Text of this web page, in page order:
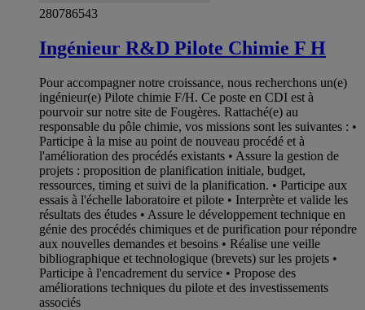
280786543
Ingénieur R&D Pilote Chimie F H
Pour accompagner notre croissance, nous recherchons un(e)
ingénieur(e) Pilote chimie F/H. Ce poste en CDI est à
pourvoir sur notre site de Fougères. Rattaché(e) au
responsable du pôle chimie, vos missions sont les suivantes : •
Participe à la mise au point de nouveau procédé et à
l'amélioration des procédés existants • Assure la gestion de
projets : proposition de planification initiale, budget,
ressources, timing et suivi de la planification. • Participe aux
essais à l'échelle laboratoire et pilote • Interprète et valide les
résultats des études • Assure le développement technique en
génie des procédés chimiques et de purification pour répondre
aux nouvelles demandes et besoins • Réalise une veille
bibliographique et technologique (brevets) sur les projets •
Participe à l'encadrement du service • Propose des
améliorations techniques du pilote et des investissements
associés